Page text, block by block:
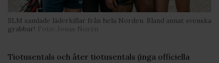
SLM samlade läderkillar från hela Norden. Bland annat svenska
grabbar! Foto: Jonas Norén
Tiotusentals och åter tiotusentals (inga officiella